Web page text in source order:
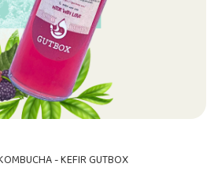
- KEFIR GUTBOX